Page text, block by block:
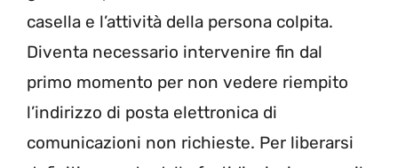
casella e l’attività della persona colpita.
Diventa necessario intervenire fin dal
primo momento per non vedere riempito
l’indirizzo di posta elettronica di
comunicazioni non richieste. Per liberarsi